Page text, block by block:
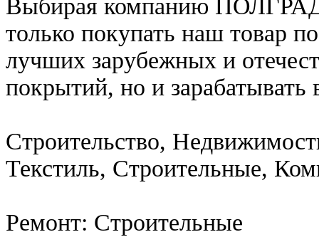
Выбирая компанию ПОЛГРАД
только покупать наш товар
лучших зарубежных и
покрытий, но и зарабатывать
Строительство,
Текстиль, Строительные,
Ремонт: Строительные